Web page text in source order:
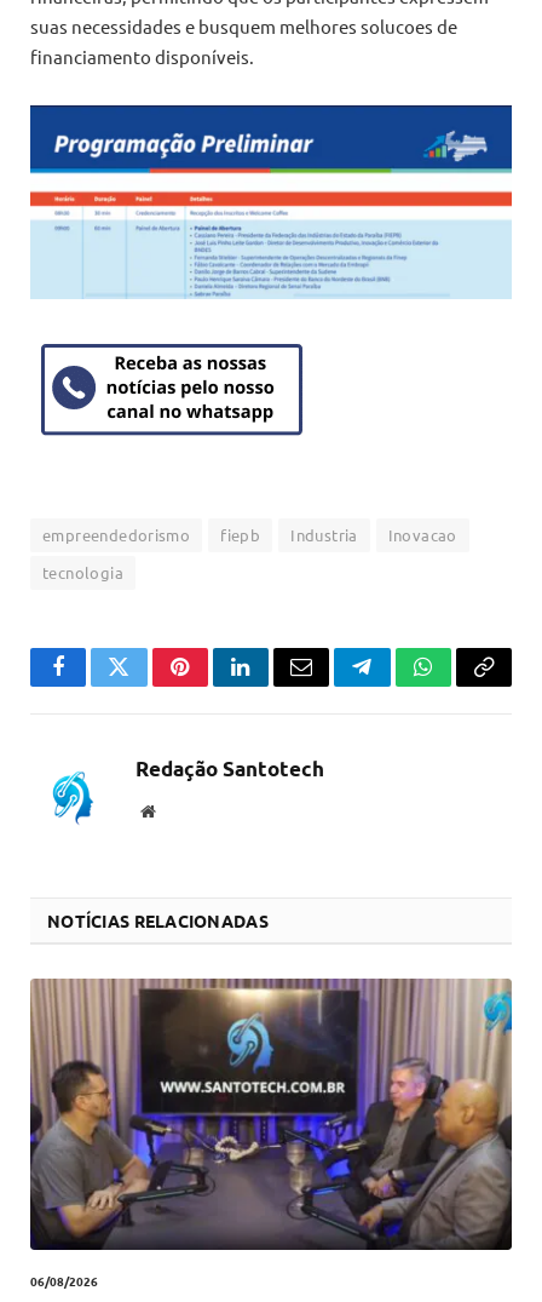
suas necessidades e busquem melhores solucoes de
financiamento disponíveis.
empreendedorismo fiepb Industria
Inovacao
tecnologia
FacebookTwitterPinterestLinkedInEmail TelegramWhatsApp
Copiar
Redação Santotech
Website
NOTÍCIAS RELACIONADAS
06/08/2026